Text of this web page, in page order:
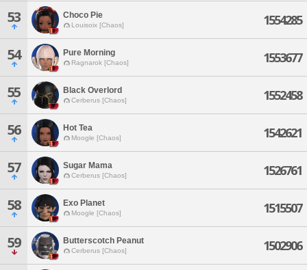
53 Choco Pie
Louisoix [Chaos] 1554285
54 Pure Morning
Ragnarok [Chaos] 1553677
55 Black Overlord
Cerberus [Chaos] 1552458
56 Hot Tea
Moogle [Chaos] 1542621
57 Sugar Mama
Cerberus [Chaos] 1526761
58 Exo Planet
Moogle [Chaos] 1515507
59 Butterscotch Peanut
Cerberus [Chaos] 1502906